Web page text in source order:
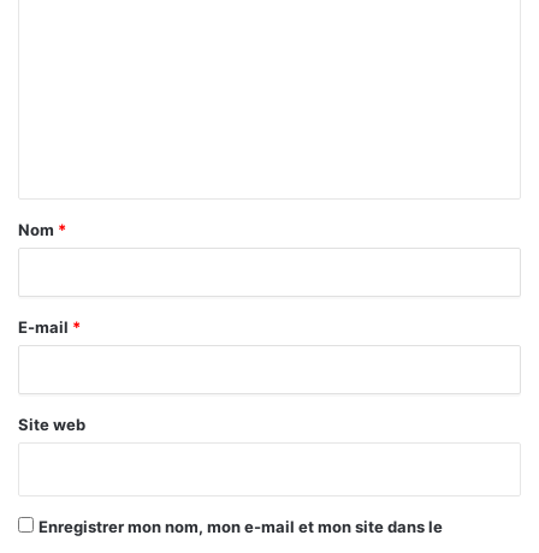
a
r
e
Nom *
E-mail *
Site web
Enregistrer mon nom, mon e-mail et mon site dans le